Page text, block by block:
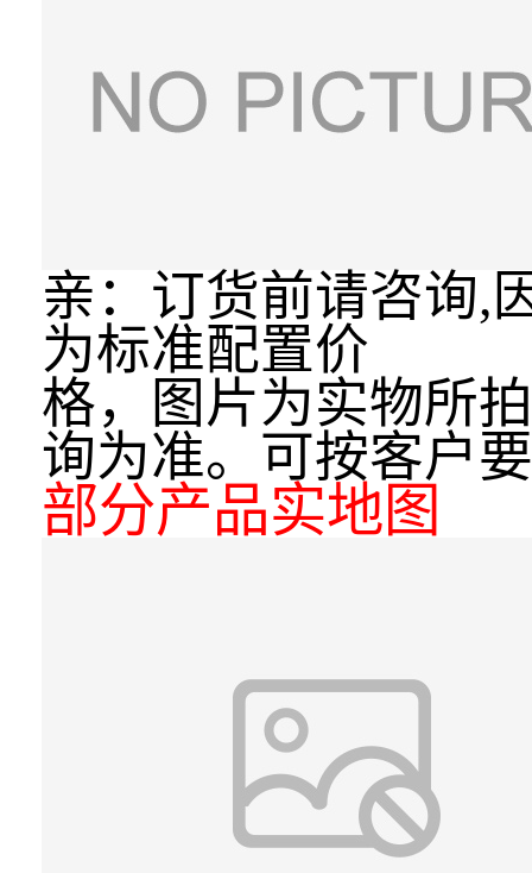
亲：订货前请咨询,
为标准配置价
格，图片为实物所
询为准。可按客户
部分产品实地图